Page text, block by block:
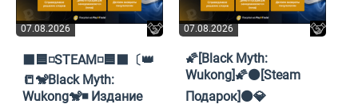
07.08.2026
⬛🟦◽STEAM◽🟦⬛〔👑
📒🐒Black Myth:
Wukong🐒◾ Издание
07.08.2026
🌠[Black Myth:
Wukong]🌠⚫[Steam
Подарок]⚫💎